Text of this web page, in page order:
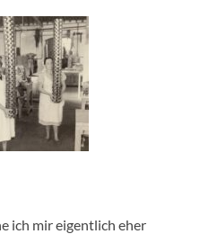
ich mir eigentlich eher